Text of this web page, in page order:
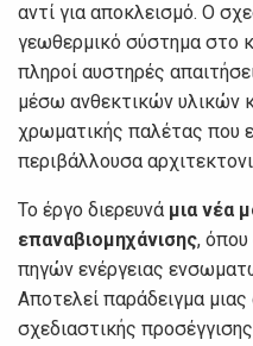
αντί για αποκλεισμό. Ο
γεωθερμικό σύστημα στο
πληροί αυστηρές
μέσω ανθεκτικών υλικών
χρωματικής παλέτας που
περιβάλλουσα
Το έργο διερευνά μια νέα
επαναβιομηχάνισης,
πηγών ενέργειας
Αποτελεί παράδειγμα
σχεδιαστικής